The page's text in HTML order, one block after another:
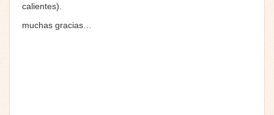
calientes).
muchas gracias…